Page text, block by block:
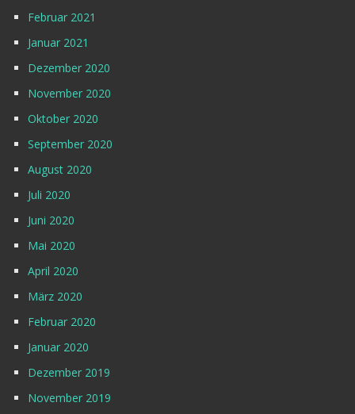
Februar 2021
Januar 2021
Dezember 2020
November 2020
Oktober 2020
September 2020
August 2020
Juli 2020
Juni 2020
Mai 2020
April 2020
März 2020
Februar 2020
Januar 2020
Dezember 2019
November 2019